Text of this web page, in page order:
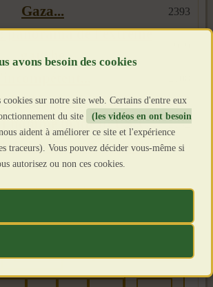
Gaza... 2393
de l'extrême
gauche
dit dégénérés ? !!! 2045
made in USA 2132
ont livré des armes ... 2009
Page 4 sur 12
cookies sur notre site web. Certains d'entre eux
du site
(les vidéos en ont besoin
aident à améliorer ce site et l'expérience
traceurs). Vous pouvez décider vous-même si
autorisez ou non ces cookies.